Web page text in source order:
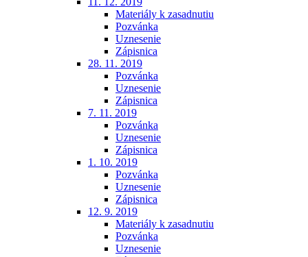
Materiály k zasadnutiu
Pozvánka
Uznesenie
Zápisnica
28. 11. 2019
Pozvánka
Uznesenie
Zápisnica
7. 11. 2019
Pozvánka
Uznesenie
Zápisnica
1. 10. 2019
Pozvánka
Uznesenie
Zápisnica
12. 9. 2019
Materiály k zasadnutiu
Pozvánka
Uznesenie